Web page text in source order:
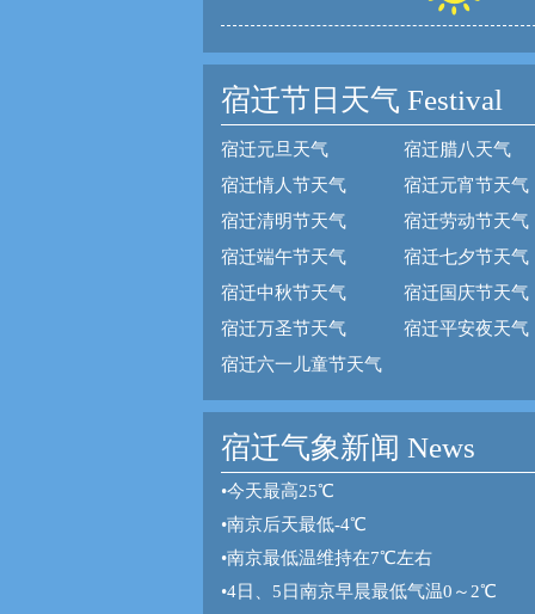
宿迁节日天气 Festival
宿迁元旦天气
宿迁腊八天气
宿迁情人节天气
宿迁元宵节天气
宿迁清明节天气
宿迁劳动节天气
宿迁端午节天气
宿迁七夕节天气
宿迁中秋节天气
宿迁国庆节天气
宿迁万圣节天气
宿迁平安夜天气
宿迁六一儿童节天气
宿迁气象新闻 News
•今天最高25℃
•南京后天最低-4℃
•南京最低温维持在7℃左右
•4日、5日南京早晨最低气温0～2℃